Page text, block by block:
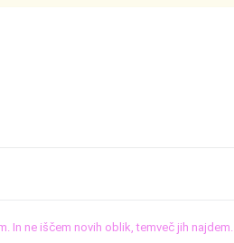
In ne iščem novih oblik, temveč jih najdem.